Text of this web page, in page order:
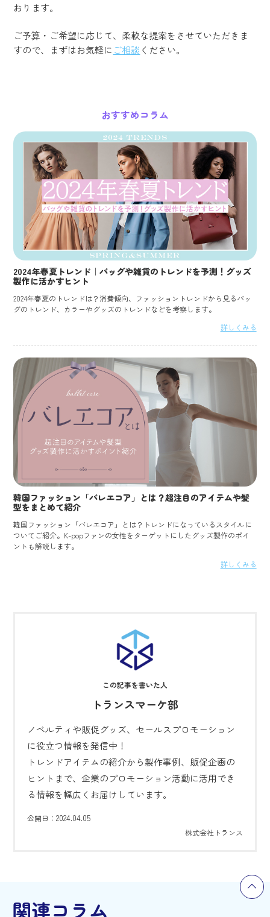
おります。
ご予算・ご希望に応じて、柔軟な提案をさせていただきま
すので、まずはお気軽に ご相談 ください。
おすすめコラム
2024年春夏トレンド｜バッグや雑貨のトレンドを予測！グッズ
製作に活かすヒント
2024年春夏のトレンドは？消費傾向、ファッショントレンドから見るバッ
グのトレンド、カラーやグッズのトレンドなどを考察します。
詳しくみる
韓国ファッション「バレエコア」とは？超注目のアイテムや髪
型をまとめて紹介
韓国ファッション「バレエコア」とは？トレンドになっているスタイルに
ついてご紹介。K-popファンの女性をターゲットにしたグッズ製作のポイ
ントも解説します。
詳しくみる
トランスマーケ部
ノベルティや販促グッズ、セールスプロモーション
に役立つ情報を発信中！
トレンドアイテムの紹介から製作事例、販促企画の
ヒントまで、企業のプロモーション活動に活用でき
る情報を幅広くお届けしています。
公開日：2024.04.05
株式会社トランス
関連コラム